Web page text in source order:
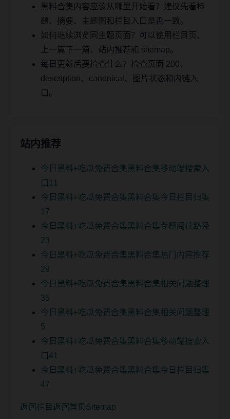
黑料合集内容应该从哪里开始看？建议先看标
题、摘要、主题图和栏目入口是否一致。
如何继续浏览同主题页面？可以使用栏目页、
上一篇下一篇、站内推荐和 sitemap。
每日更新后要检查什么？检查页面 200、
description、canonical、图片状态和内链入
口。
站内推荐
今日黑料+吃瓜免费合集黑料合集移动端搜索入
口11
今日黑料+吃瓜免费合集黑料合集今日栏目归集
17
今日黑料+吃瓜免费合集黑料合集专题阅读路径
23
今日黑料+吃瓜免费合集黑料合集热门内容推荐
29
今日黑料+吃瓜免费合集黑料合集相关问题整理
35
今日黑料+吃瓜免费合集黑料合集相关问题整理
5
今日黑料+吃瓜免费合集黑料合集移动端搜索入
口41
今日黑料+吃瓜免费合集黑料合集今日栏目归集
47
返回栏目 返回首页 Sitemap